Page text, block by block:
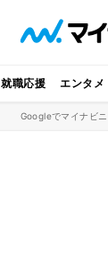
就職応援 エンタメ
Googleでマイナビ